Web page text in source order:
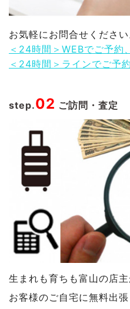
お気軽にお問合せください
＜24時間＞WEBでご予約
＜24時間＞ラインでご予
step.02 ご訪問・査定
生まれも育ちも富山の店
お客様のご自宅に無料出張